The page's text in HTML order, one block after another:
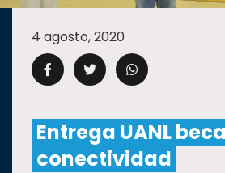
ACADEMIA
CAMPUS UANL
CULTURA
4 agosto, 2020
Entrega UANL
conectividad